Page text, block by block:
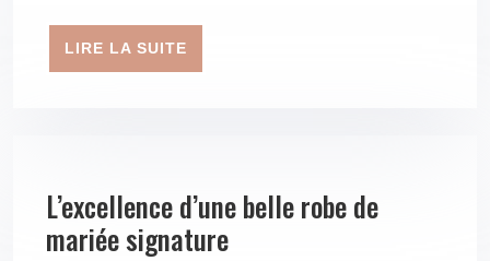
LIRE LA SUITE
L’excellence d’une belle robe de
mariée signature